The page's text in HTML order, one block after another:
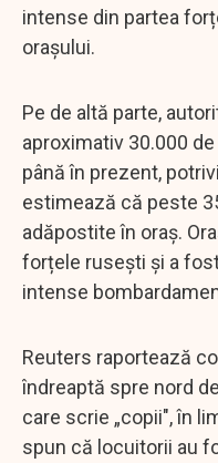
intense din partea
orașului.
Pe de altă parte,
aproximativ 30.000
până în prezent,
estimează că peste
adăpostite în oraș.
forțele rusești și a
intense
Reuters raportează
îndreaptă spre nord
care scrie „copii", în
spun că locuitorii au